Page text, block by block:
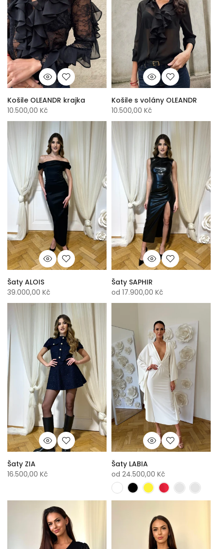
Košile OLEANDR krajka
10.500,00 Kč
Košile s volány OLEANDR
10.500,00 Kč
Šaty ALOIS
39.000,00 Kč
Šaty SAPHIR
od 17.900,00 Kč
Šaty ZIA
16.500,00 Kč
Šaty LABIA
od 24.500,00 Kč